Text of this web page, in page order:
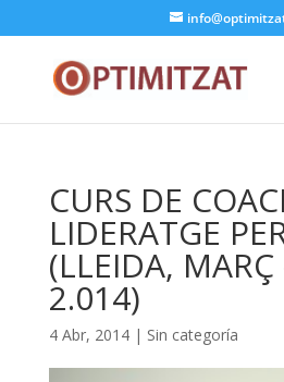
CURS DE
LIDERATGE
(LLEIDA, MARÇ
2.014)
4 Abr, 2014| Sin categoría